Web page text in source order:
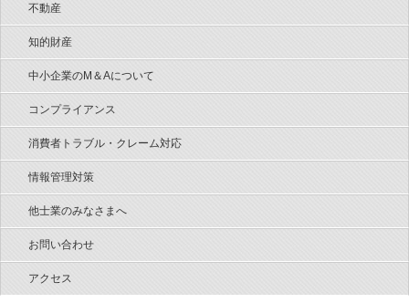
不動産
知的財産
中小企業のM＆Aについて
コンプライアンス
消費者トラブル・クレーム対応
情報管理対策
他士業のみなさまへ
お問い合わせ
アクセス